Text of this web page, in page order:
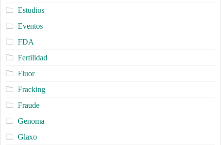
Estudios
Eventos
FDA
Fertilidad
Fluor
Fracking
Fraude
Genoma
Glaxo